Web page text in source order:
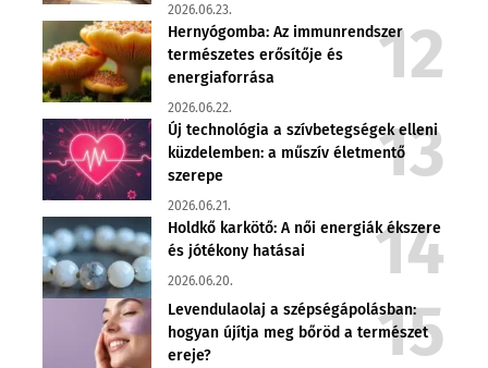
2026.06.23.
Hernyógomba: Az immunrendszer
természetes erősítője és
energiaforrása
2026.06.22.
Új technológia a szívbetegségek elleni
küzdelemben: a műszív életmentő
szerepe
2026.06.21.
Holdkő karkötő: A női energiák ékszere
és jótékony hatásai
2026.06.20.
Levendulaolaj a szépségápolásban:
hogyan újítja meg bőröd a természet
ereje?